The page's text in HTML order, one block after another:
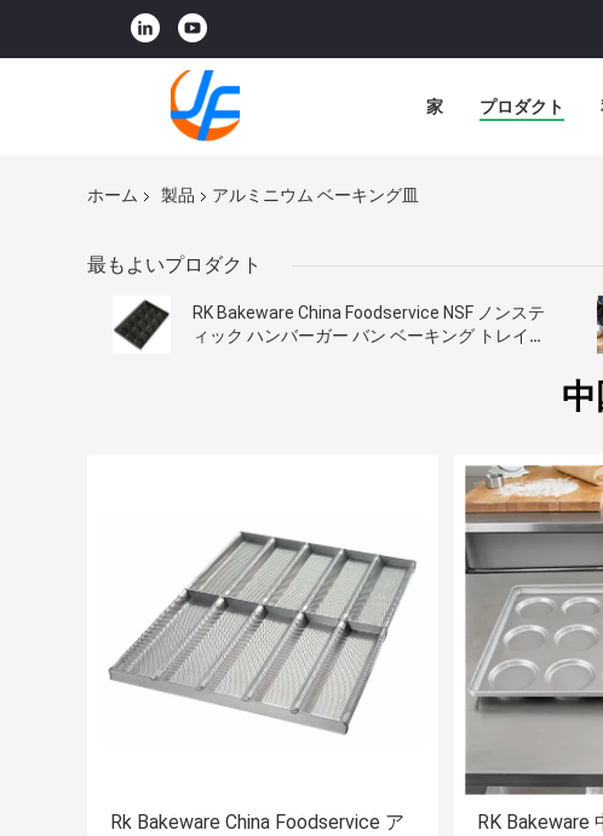
家 プロダクト
ホーム 製品 アルミニウム ベーキング皿
最もよいプロダクト
RK Bakeware China Foodservice NSF ノンステ
ィック ハンバーガー バン ベーキング トレイ
Rk Bakeware China Foodservice ア
RK Bakeware